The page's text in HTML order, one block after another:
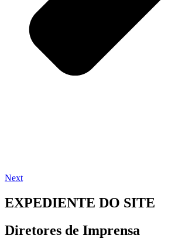
Next
EXPEDIENTE DO SITE
Diretores de Imprensa